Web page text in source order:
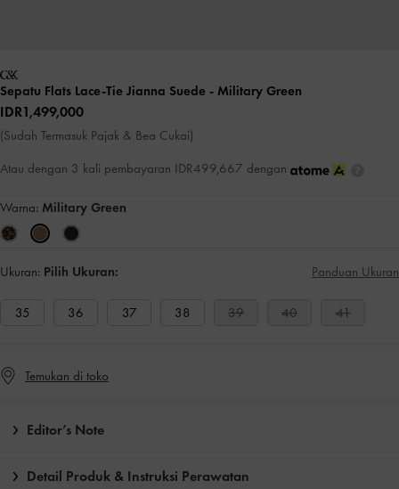
Sepatu Flats Lace-Tie Jianna Suede - Military Green
IDR1,499,000
(Sudah Termasuk Pajak & Bea Cukai)
Atau dengan 3 kali pembayaran IDR499,667 dengan
Warna: Military Green
Ukuran: Pilih Ukuran: Panduan Ukuran
35 36 37 38 39 40 41
Temukan di toko
Editor’s Note
Detail Produk & Instruksi Perawatan